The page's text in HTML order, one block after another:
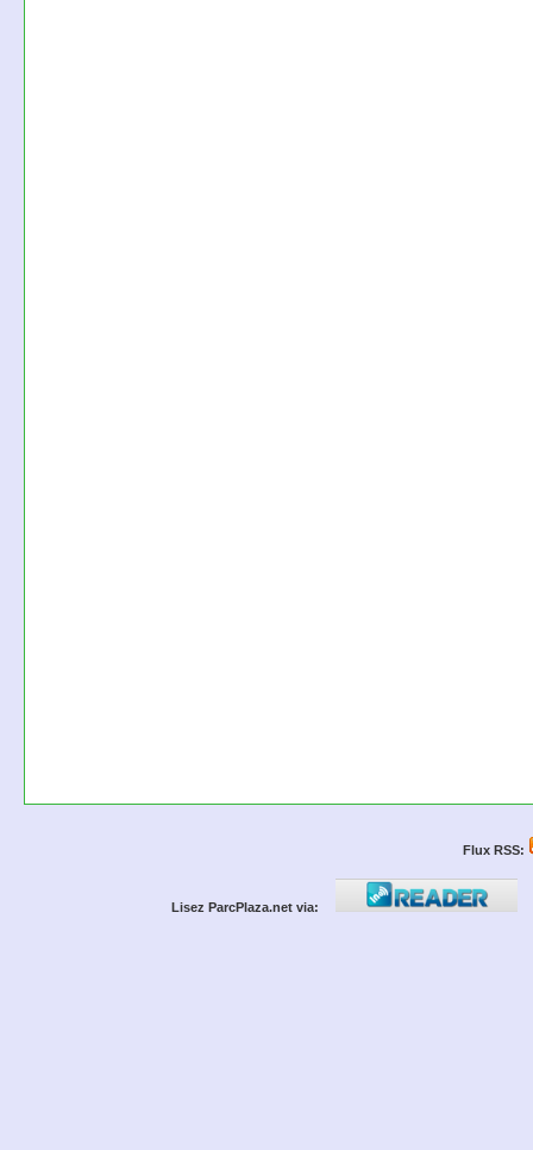
Flux RSS:
Lisez ParcPlaza.net via: